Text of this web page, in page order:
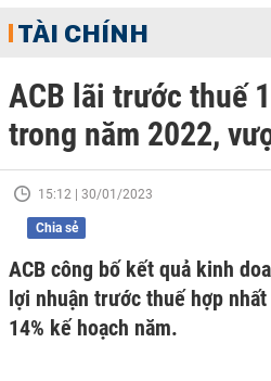
TÀI CHÍNH
ACB lãi trước thuế
trong năm 2022,
15:12 | 30/01/2023
Chia sẻ
ACB công bố kết quả kinh
lợi nhuận trước thuế hợp
14% kế hoạch năm.